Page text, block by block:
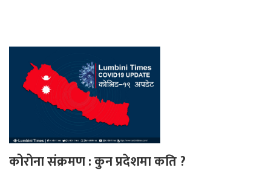
कोरोना संक्रमण : कुन प्रदेशमा कति ?